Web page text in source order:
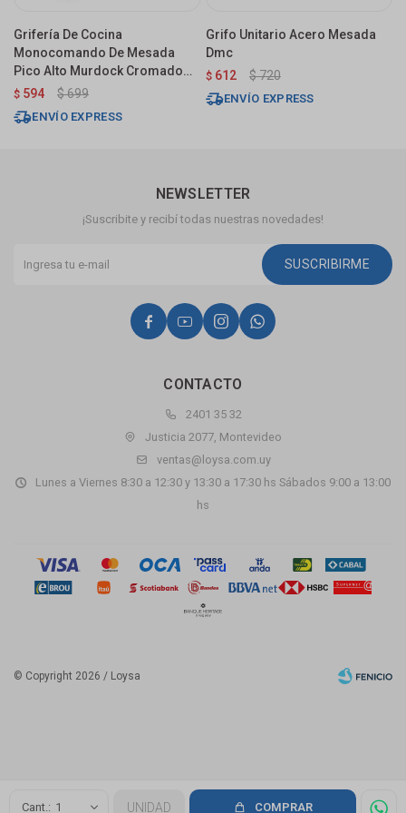
1 UNIDAD COMPRAR
Grifería De Cocina
Monocomando De Mesada
Pico Alto Murdock Cromado
Brillante
$ 594 $699
ENVÍO EXPRESS
Grifo Unitario Acero Mesada
Dmc
$ 612 $720
ENVÍO EXPRESS
CONTACTO
2401 35 32
Justicia 2077, Montevideo
ventas@loysa.com.uy
Lunes a Viernes 8:30 a 12:30 y 13:30 a 17:30 hs Sábados 9:00 a 13:00
hs
NEWSLETTER
¡Suscribite y recibí todas nuestras novedades!
SUSCRIBIRME
   
© Copyright 2026 / Loysa
Fenicio